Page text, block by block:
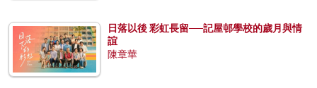
日落以後 彩虹長留──記屋邨學校的歲月與情
誼
陳章華